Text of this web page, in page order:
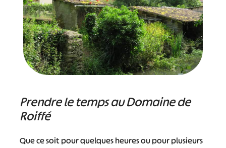
Prendre le temps au Domaine de
Roiffé
Que ce soit pour quelques heures ou pour plusieurs